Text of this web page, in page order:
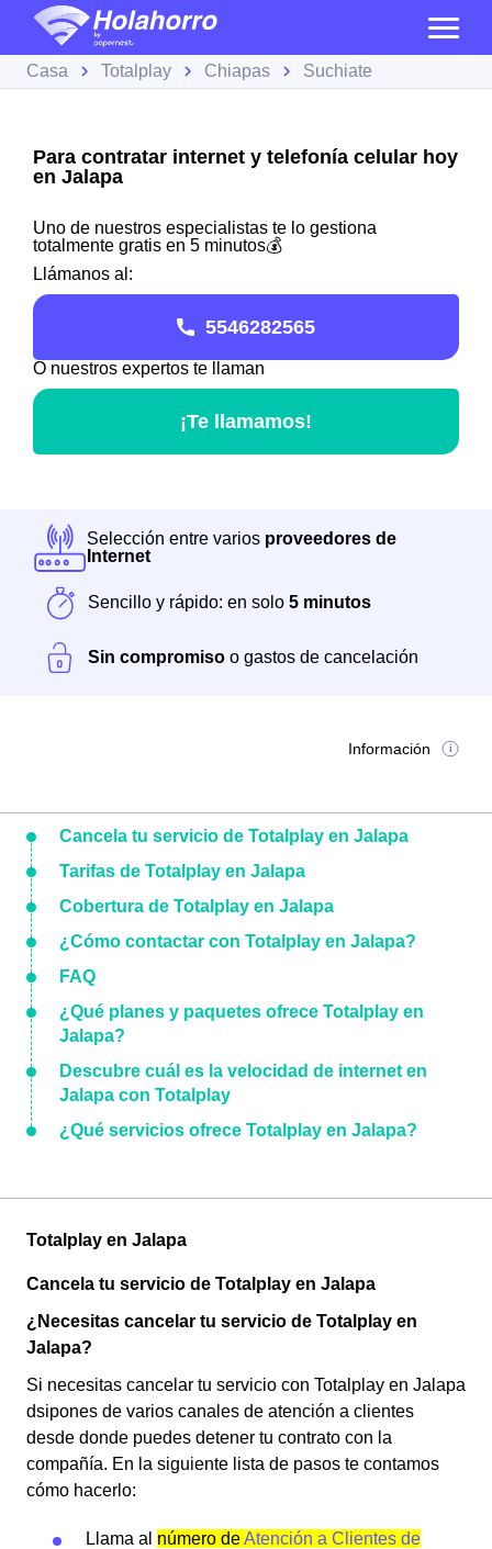
Casa Totalplay Chiapas Suchiate
Para contratar internet y telefonía celular hoy
en Jalapa
Uno de nuestros especialistas te lo gestiona
totalmente gratis en 5 minutos💰
Llámanos al:
5546282565
O nuestros expertos te llaman
¡Te llamamos!
Selección entre varios proveedores de
Internet
Sencillo y rápido: en solo 5 minutos
Sin compromiso o gastos de cancelación
Información
Cancela tu servicio de Totalplay en Jalapa
Tarifas de Totalplay en Jalapa
Cobertura de Totalplay en Jalapa
¿Cómo contactar con Totalplay en Jalapa?
FAQ
¿Qué planes y paquetes ofrece Totalplay en
Jalapa?
Descubre cuál es la velocidad de internet en
Jalapa con Totalplay
¿Qué servicios ofrece Totalplay en Jalapa?
Totalplay en Jalapa
Cancela tu servicio de Totalplay en Jalapa
¿Necesitas cancelar tu servicio de Totalplay en
Jalapa?
Si necesitas cancelar tu servicio con Totalplay en Jalapa
dsipones de varios canales de atención a clientes
desde donde puedes detener tu contrato con la
compañía. En la siguiente lista de pasos te contamos
cómo hacerlo:
Llama al número deAtención a Clientes de